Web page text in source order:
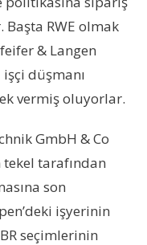
RWE olmak
& Langen
düşmanı
vermiş oluyorlar.
GmbH & Co
tarafından
son
işyerinin
seçimlerinin